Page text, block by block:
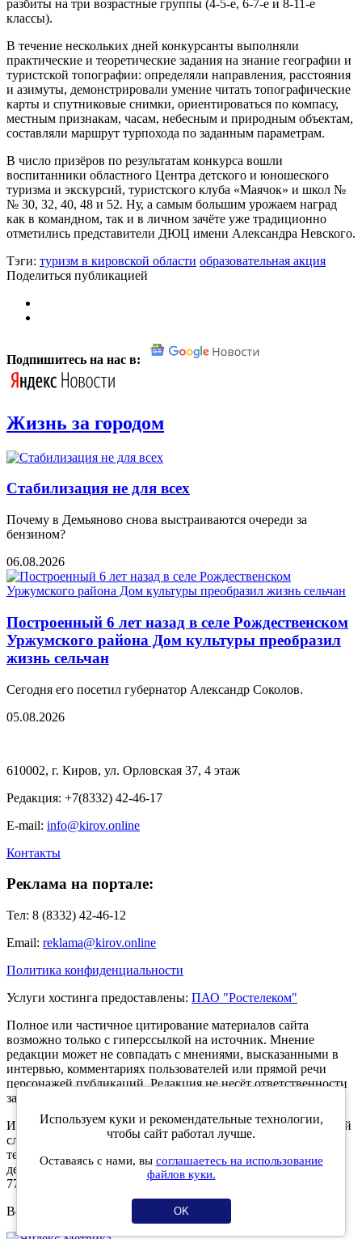
разбиты на три возрастные группы (4-5-е, 6-7-е и 8-11-е
классы).
В течение нескольких дней конкурсанты выполняли
практические и теоретические задания на знание географии и
туристской топографии: определяли направления, расстояния
и азимуты, демонстрировали умение читать топографические
карты и спутниковые снимки, ориентироваться по компасу,
местным признакам, часам, небесным и природным объектам,
составляли маршрут турпохода по заданным параметрам.
В число призёров по результатам конкурса вошли
воспитанники областного Центра детского и юношеского
туризма и экскурсий, туристского клуба «Маячок» и школ №
№ 30, 32, 40, 48 и 52. Ну, а самым большим урожаем наград
как в командном, так и в личном зачёте уже традиционно
отметились представители ДЮЦ имени Александра Невского.
Тэги: туризм в кировской области образовательная акция
Поделиться публикацией
Подпишитесь на нас в:
Жизнь за городом
Стабилизация не для всех
Почему в Демьяново снова выстраиваются очереди за
бензином?
06.08.2026
Построенный 6 лет назад в селе Рождественском
Уржумского района Дом культуры преобразил
жизнь сельчан
Сегодня его посетил губернатор Александр Соколов.
05.08.2026
610002, г. Киров, ул. Орловская 37, 4 этаж
Редакция: +7(8332) 42-46-17
E-mail: info@kirov.online
Контакты
Реклама на портале:
Тел: 8 (8332) 42-46-12
Email: reklama@kirov.online
Политика конфиденциальности
Услуги хостинга предоставлены: ПАО "Ростелеком"
Полное или частичное цитирование материалов сайта
возможно только с гиперссылкой на источник. Мнение
редакции может не совпадать с мнениями, высказанными в
интервью, комментариях пользователей или прямой речи
персонажей публикаций. Редакция не несёт ответственности
за текст комментариев читателей.
Интернет-портал Kirov.online зарегистрирован в Федеральной
службе по надзору в сфере связи, информационных
технологий и массовых коммуникаций (Роскомнадзор) 5
декабря 2019 года. Регистрационный номер ЭЛ № ФС 77 -
77189.
Возрастное ограничение 12+
Используем куки и рекомендательные технологии,
чтобы сайт работал лучше.
Оставаясь с нами, вы соглашаетесь на использование
файлов куки.
OK